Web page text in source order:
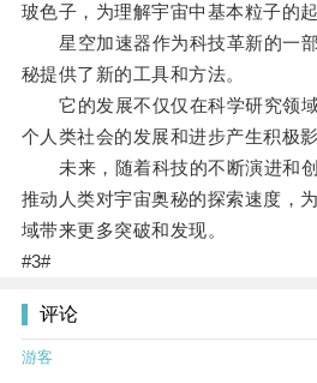
玻色子，为理解宇宙中基本粒子的
星空加速器作为科技革新的一部
秘提供了新的工具和方法。
它的发展不仅仅在科学研究领域
个人类社会的发展和进步产生积极影
未来，随着科技的不断演进和创
推动人类对宇宙奥秘的探索速度，
域带来更多突破和发现。
#3#
评论
游客